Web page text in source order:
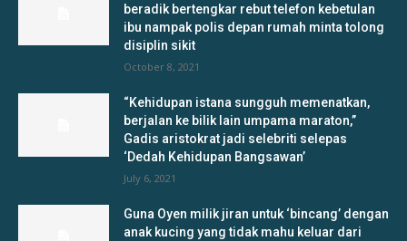
beradik bertengkar rebut telefon kebetulan
ibu nampak polis depan rumah minta tolong
disiplin sikit
October 8, 2021
“Kehidupan istana sungguh memenatkan,
berjalan ke bilik lain umpama maraton,”
Gadis aristokrat jadi selebriti selepas
‘Dedah Kehidupan Bangsawan’
July 6, 2021
Guna Oyen milik jiran untuk ‘bincang’ dengan
anak kucing yang tidak mahu keluar dari